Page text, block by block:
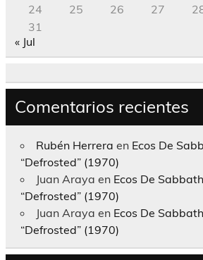
24
25 26 27
31
« Jul
Comentarios recientes
Rubén Herrera en Ecos De
“Defrosted” (1970)
Juan Araya en Ecos De
“Defrosted” (1970)
Juan Araya en Ecos De
“Defrosted” (1970)